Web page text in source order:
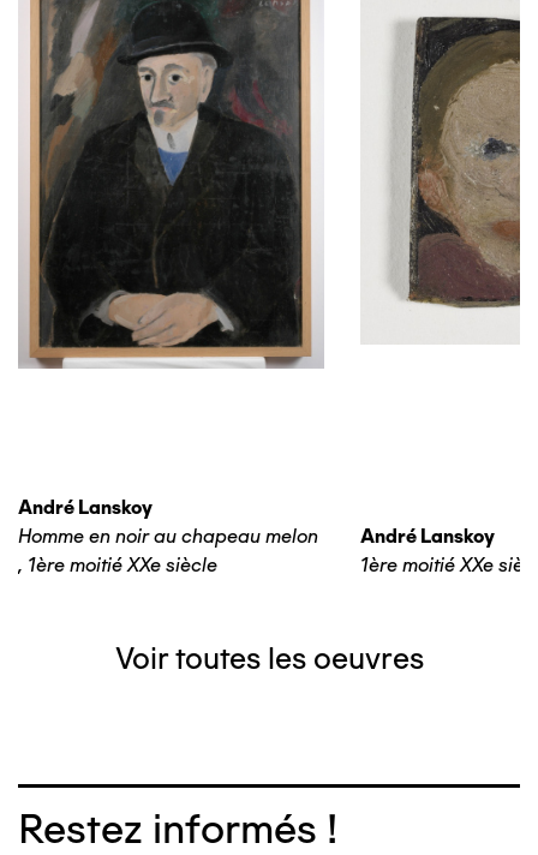
André Lanskoy
Homme en noir au chapeau melon
, 1ère moitié XXe siècle
André Lanskoy
1ère moitié XXe
Voir toutes les oeuvres
Restez informés !